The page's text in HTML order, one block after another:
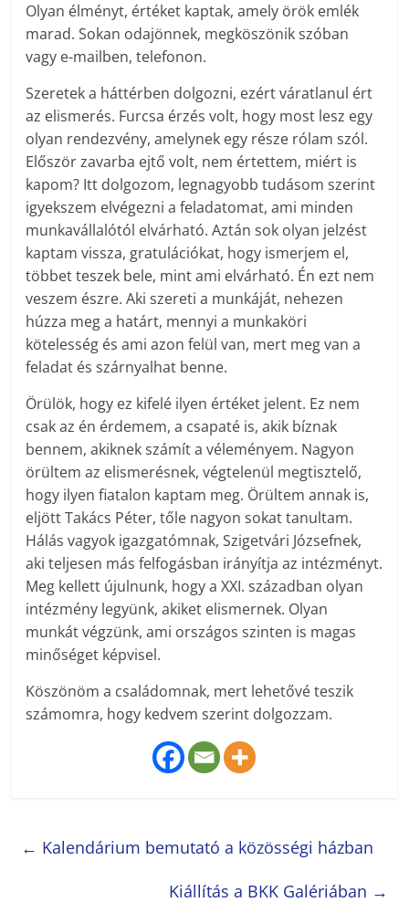
Olyan élményt, értéket kaptak, amely örök emlék
marad. Sokan odajönnek, megköszönik szóban
vagy e-mailben, telefonon.
Szeretek a háttérben dolgozni, ezért váratlanul ért
az elismerés. Furcsa érzés volt, hogy most lesz egy
olyan rendezvény, amelynek egy része rólam szól.
Először zavarba ejtő volt, nem értettem, miért is
kapom? Itt dolgozom, legnagyobb tudásom szerint
igyekszem elvégezni a feladatomat, ami minden
munkavállalótól elvárható. Aztán sok olyan jelzést
kaptam vissza, gratulációkat, hogy ismerjem el,
többet teszek bele, mint ami elvárható. Én ezt nem
veszem észre. Aki szereti a munkáját, nehezen
húzza meg a határt, mennyi a munkaköri
kötelesség és ami azon felül van, mert meg van a
feladat és szárnyalhat benne.
Örülök, hogy ez kifelé ilyen értéket jelent. Ez nem
csak az én érdemem, a csapaté is, akik bíznak
bennem, akiknek számít a véleményem. Nagyon
örültem az elismerésnek, végtelenül megtisztelő,
hogy ilyen fiatalon kaptam meg. Örültem annak is,
eljött Takács Péter, tőle nagyon sokat tanultam.
Hálás vagyok igazgatómnak, Szigetvári Józsefnek,
aki teljesen más felfogásban irányítja az intézményt.
Meg kellett újulnunk, hogy a XXI. században olyan
intézmény legyünk, akiket elismernek. Olyan
munkát végzünk, ami országos szinten is magas
minőséget képvisel.
Köszönöm a családomnak, mert lehetővé teszik
számomra, hogy kedvem szerint dolgozzam.
← Kalendárium bemutató a közösségi házban
Kiállítás a BKK Galériában →